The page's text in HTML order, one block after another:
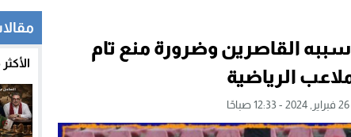
القاصرين وضرورة منع تام
الرياضية